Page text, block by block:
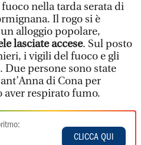
nella tarda serata di
Il rogo si è
alloggio popolare,
lasciate accese. Sul posto
i vigili del fuoco e gli
persone sono state
di Cona per
aver respirato fumo.
CLICCA QUI